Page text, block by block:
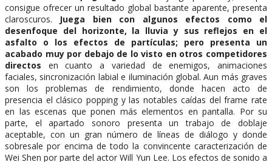
consigue ofrecer un resultado global bastante aparente, presenta
claroscuros. Juega bien con algunos efectos como el
desenfoque del horizonte, la lluvia y sus reflejos en el
asfalto o los efectos de partículas; pero presenta un
acabado muy por debajo de lo visto en otros competidores
directos en cuanto a variedad de enemigos, animaciones
faciales, sincronización labial e iluminación global. Aun más graves
son los problemas de rendimiento, donde hacen acto de
presencia el clásico popping y las notables caídas del frame rate
en las escenas que ponen más elementos en pantalla. Por su
parte, el apartado sonoro presenta un trabajo de doblaje
aceptable, con un gran número de líneas de diálogo y donde
sobresale por encima de todo la convincente caracterización de
Wei Shen por parte del actor Will Yun Lee. Los efectos de sonido a